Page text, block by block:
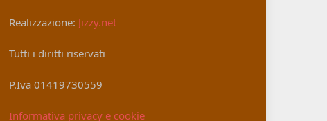
Realizzazione: Jizzy.net
Tutti i diritti riservati
P.Iva 01419730559
Informativa privacy e cookie